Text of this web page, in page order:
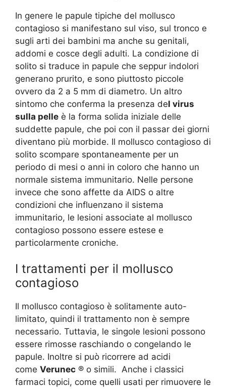
In genere le papule tipiche del mollusco
contagioso si manifestano sul viso, sul tronco e
sugli arti dei bambini ma anche su genitali,
addomi e cosce degli adulti. La condizione di
solito si traduce in papule che seppur indolori
generano prurito, e sono piuttosto piccole
ovvero da 2 a 5 mm di diametro. Un altro
sintomo che conferma la presenza del virus
sulla pelle è la forma solida iniziale delle
suddette papule, che poi con il passar dei giorni
diventano più morbide. Il mollusco contagioso di
solito scompare spontaneamente per un
periodo di mesi o anni in coloro che hanno un
normale sistema immunitario. Nelle persone
invece che sono affette da AIDS o altre
condizioni che influenzano il sistema
immunitario, le lesioni associate al mollusco
contagioso possono essere estese e
particolarmente croniche.
I trattamenti per il mollusco
contagioso
Il mollusco contagioso è solitamente auto-
limitato, quindi il trattamento non è sempre
necessario. Tuttavia, le singole lesioni possono
essere rimosse raschiando o congelando le
papule. Inoltre si può ricorrere ad acidi
come Verunec ® o simili. Anche i classici
farmaci topici, come quelli usati per rimuovere le